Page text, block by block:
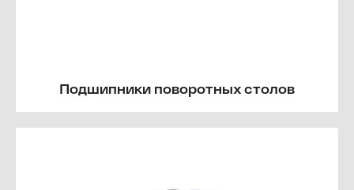
Подшипники поворотных столов